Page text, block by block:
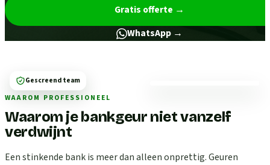
Gratis offerte →
WhatsApp →
WAAROM PROFESSIONEEL
Waarom je bankgeur niet vanzelf
verdwijnt
Een stinkende bank is meer dan alleen onprettig. Geuren
Gescreend team